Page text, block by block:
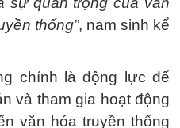
thống”, nam sinh kể
chính là động lực để
và tham gia hoạt động
văn hóa truyền thống